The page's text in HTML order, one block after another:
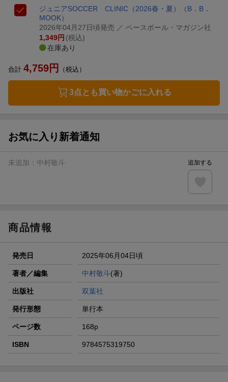
ジュニアSOCCER CLINIC（2026春・夏）
（B．B．
MOOK）
2026年04月27日頃発売 ／ ベースボール・マガジン社
1,349円 (税込)
在庫あり
合計 4,759円 （税込）
3点とも買い物かごに入れる
お気に入り新着通知
未追加： 中村敬斗 追加する
商品情報
発売日 2025年06月04日頃
著者／編集 中村敬斗(著)
出版社 双葉社
発行形態 単行本
ページ数 168p
ISBN 9784575319750